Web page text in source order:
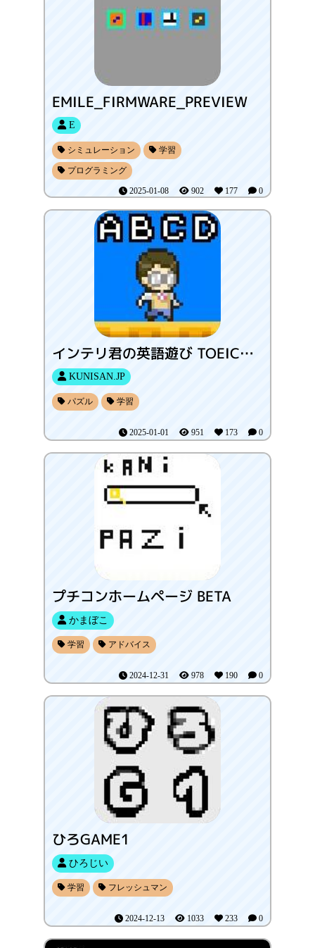
EMILE_FIRMWARE_PREVIEW
E
シミュレーション 学習
プログラミング
2025-01-08 902 177 0
インテリ君の英語遊び TOEIC®英単語・英熟語
KUNISAN.JP
パズル 学習
2025-01-01 951 173 0
プチコンホームページ BETA
かまぼこ
学習 アドバイス
2024-12-31 978 190 0
ひろGAME1
ひろじい
学習 フレッシュマン
2024-12-13 1033 233 0